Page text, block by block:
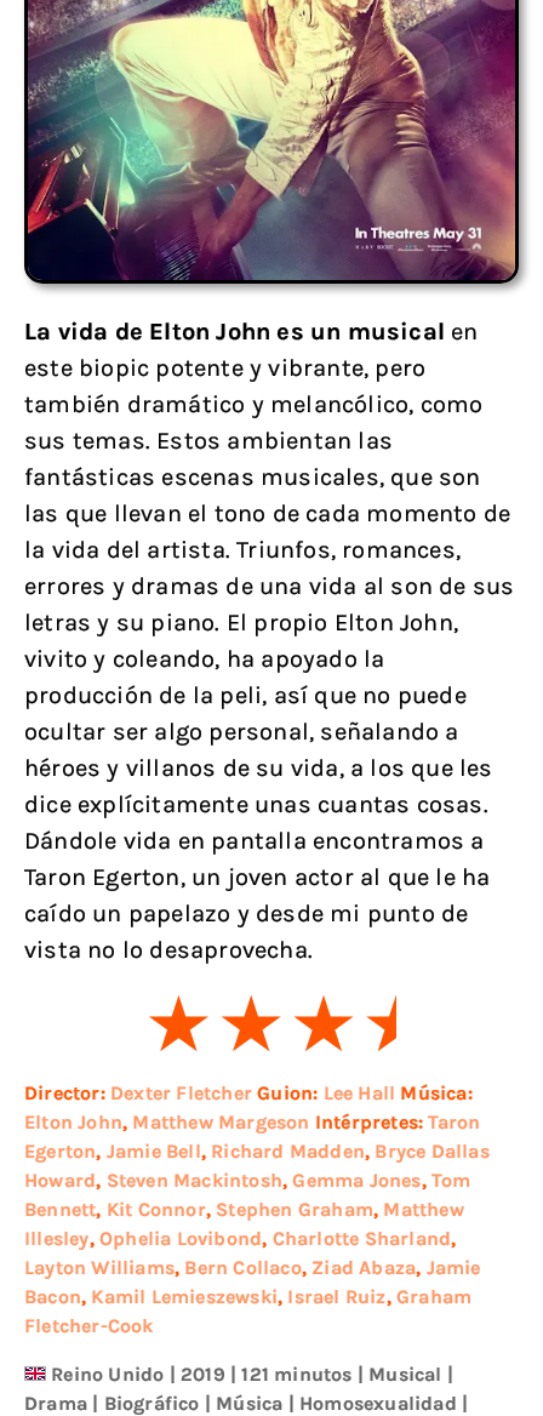
La vida de Elton John es un musical en
este biopic potente y vibrante, pero
también dramático y melancólico, como
sus temas. Estos ambientan las
fantásticas escenas musicales, que son
las que llevan el tono de cada momento de
la vida del artista. Triunfos, romances,
errores y dramas de una vida al son de sus
letras y su piano. El propio Elton John,
vivito y coleando, ha apoyado la
producción de la peli, así que no puede
ocultar ser algo personal, señalando a
héroes y villanos de su vida, a los que les
dice explícitamente unas cuantas cosas.
Dándole vida en pantalla encontramos a
Taron Egerton, un joven actor al que le ha
caído un papelazo y desde mi punto de
vista no lo desaprovecha.
Director: Dexter Fletcher Guion: Lee Hall Música:
Elton John, Matthew Margeson Intérpretes:Taron
Egerton, Jamie Bell, Richard Madden, Bryce Dallas
Howard, Steven Mackintosh,Gemma Jones,Tom
Bennett, Kit Connor, Stephen Graham, Matthew
Illesley,Ophelia Lovibond, Charlotte Sharland,
Layton Williams, Bern Collaco, Ziad Abaza, Jamie
Bacon, Kamil Lemieszewski, Israel Ruiz,Graham
Fletcher-Cook
Reino Unido |2019 | 121 minutos | Musical |
Drama | Biográfico | Música | Homosexualidad |